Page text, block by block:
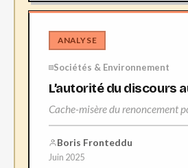
ANALYSE
Sociétés & Environnement
L’autorité du discours
Cache-misère du renoncement
Boris Fronteddu
Juin 2025